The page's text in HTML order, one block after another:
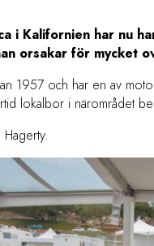
i Kalifornien har nu
orsakar för mycket
1957 och har en av
lokalbor i närområdet